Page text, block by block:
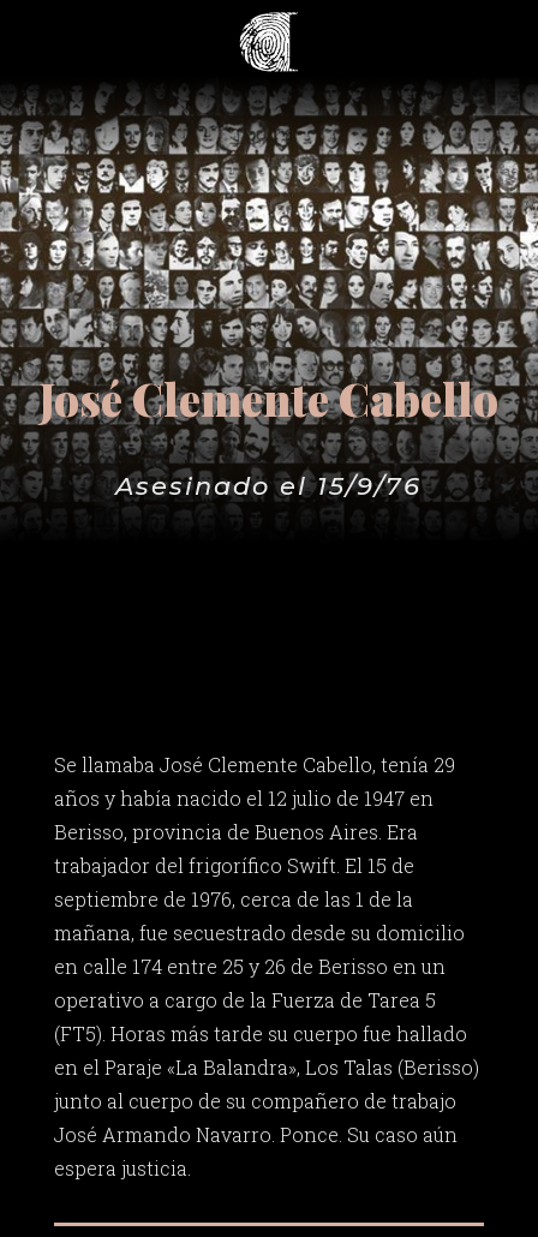
José Clemente Cabello
Asesinado el 15/9/76
Se llamaba José Clemente Cabello, tenía 29
años y había nacido el 12 julio de 1947 en
Berisso, provincia de Buenos Aires. Era
trabajador del frigorífico Swift. El 15 de
septiembre de 1976, cerca de las 1 de la
mañana, fue secuestrado desde su domicilio
en calle 174 entre 25 y 26 de Berisso en un
operativo a cargo de la Fuerza de Tarea 5
(FT5). Horas más tarde su cuerpo fue hallado
en el Paraje «La Balandra», Los Talas (Berisso)
junto al cuerpo de su compañero de trabajo
José Armando Navarro. Ponce. Su caso aún
espera justicia.